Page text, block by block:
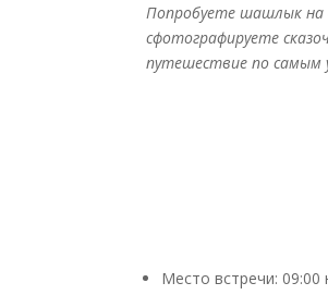
Попробуете шашлык на
сфотографируете
путешествие по
Место встречи: